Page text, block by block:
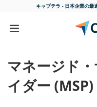
キャプテラ - 日本企業の最
コンテンツに移動
マネージド・サービス・プロバ
イダー (MSP)